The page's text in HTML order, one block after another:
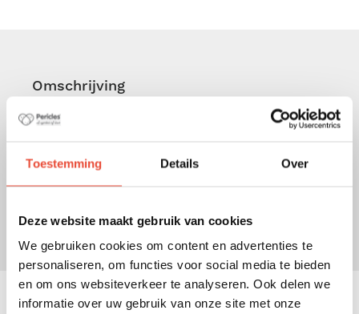
Toestemming Details Over
Deze website maakt gebruik van cookies
We gebruiken cookies om content en advertenties te
personaliseren, om functies voor social media te bieden
en om ons websiteverkeer te analyseren. Ook delen we
informatie over uw gebruik van onze site met onze
Omschrijving
Met de Pericles Crios 4.0 adapters bevestig je
op het Crios 4.0 wandelwagenframe.
"kenmerken"